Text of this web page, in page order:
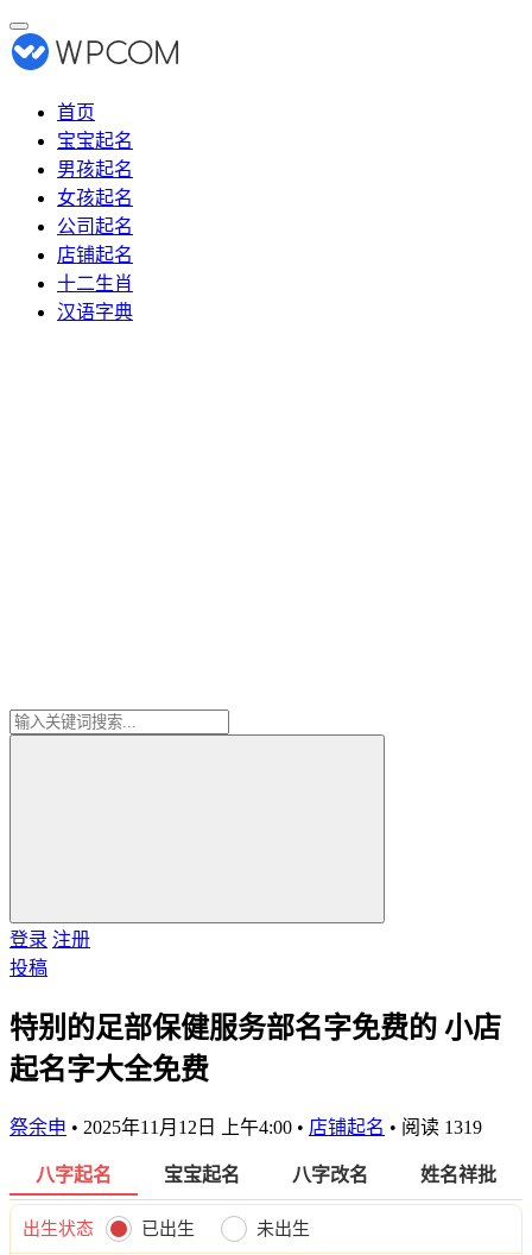
首页
宝宝起名
男孩起名
女孩起名
公司起名
店铺起名
十二生肖
汉语字典
登录 注册
投稿
特别的足部保健服务部名字免费的 小店
起名字大全免费
祭余申 • 2025年11月12日 上午4:00 • 店铺起名 • 阅读 1319
八字起名 宝宝起名 八字改名 姓名祥批
出生状态 已出生 未出生